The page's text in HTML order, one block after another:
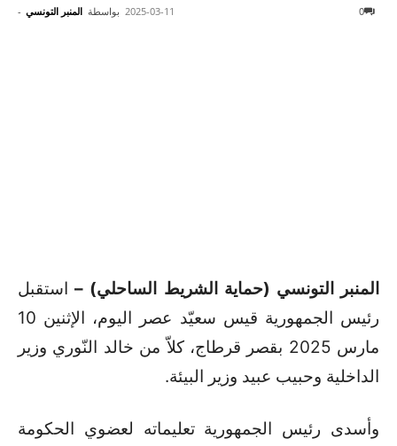
بواسطة المنبر التونسي - 2025-03-11 0
المنبر التونسي (حماية الشريط الساحلي) – استقبل
رئيس الجمهورية قيس سعيّد عصر اليوم، الإثنين 10
مارس 2025 بقصر قرطاج، كلاّ من خالد النّوري وزير
الداخلية وحبيب عبيد وزير البيئة.
وأسدى رئيس الجمهورية تعليماته لعضوي الحكومة